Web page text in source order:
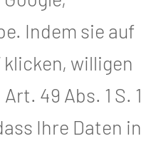
2502
Indem sie auf
klicken, willigen
49 Abs. 1 S. 1
Ihre Daten in